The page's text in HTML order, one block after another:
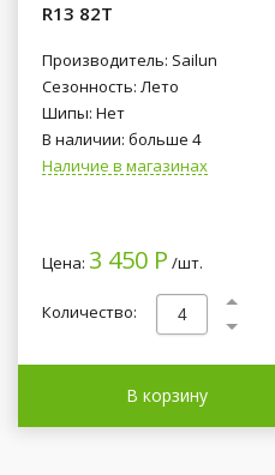
R13 82T
Производитель: Sailun
Сезонность: Лето
Шипы: Нет
В наличии: больше 4
Наличие в магазинах
Цена: 3 450 Р /шт.
Количество:
В корзину